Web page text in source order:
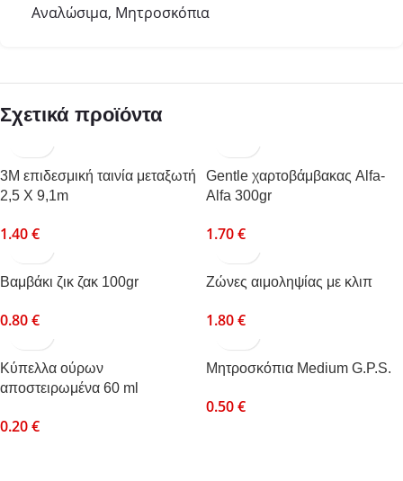
Αναλώσιμα, Μητροσκόπια
Σχετικά προϊόντα
3Μ επιδεσμική ταινία μεταξωτή
2,5 Χ 9,1m
1.40€
Gentle χαρτοβάμβακας Alfa-
Alfa 300gr
1.70€
Βαμβάκι ζικ ζακ 100gr
0.80€
Ζώνες αιμοληψίας με κλιπ
1.80€
Κύπελλα ούρων
αποστειρωμένα 60 ml
0.20€
Μητροσκόπια Medium G.P.S.
0.50€